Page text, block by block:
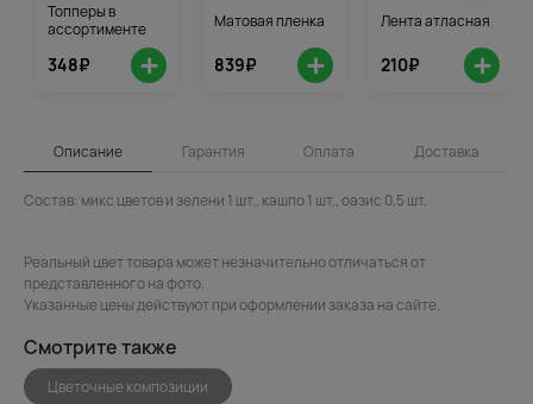
Топперы в
ассортименте
348₽ +
Матовая пленка
839₽ +
Лента атласная
210₽ +
Описание Гарантия Оплата Доставка
Состав: микс цветов и зелени 1 шт., кашпо 1 шт., оазис 0,5 шт.
Реальный цвет товара может незначительно отличаться от
представленного на фото.
Указанные цены действуют при оформлении заказа на сайте.
Смотрите также
Цветочные композиции